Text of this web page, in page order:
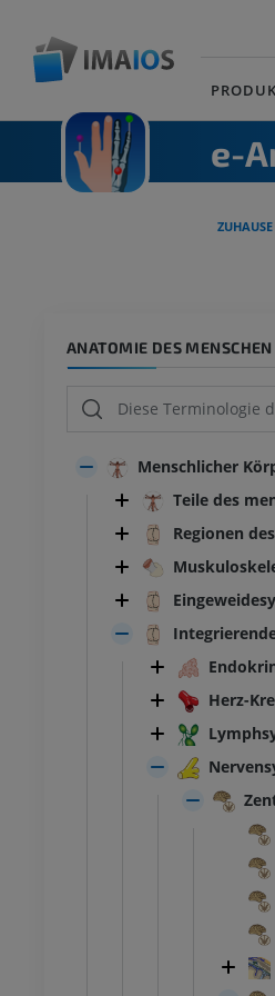
e-
ZUHAUSE
ANATOMIE DES
Menschlicher
Teile des
Regionen
Herz-